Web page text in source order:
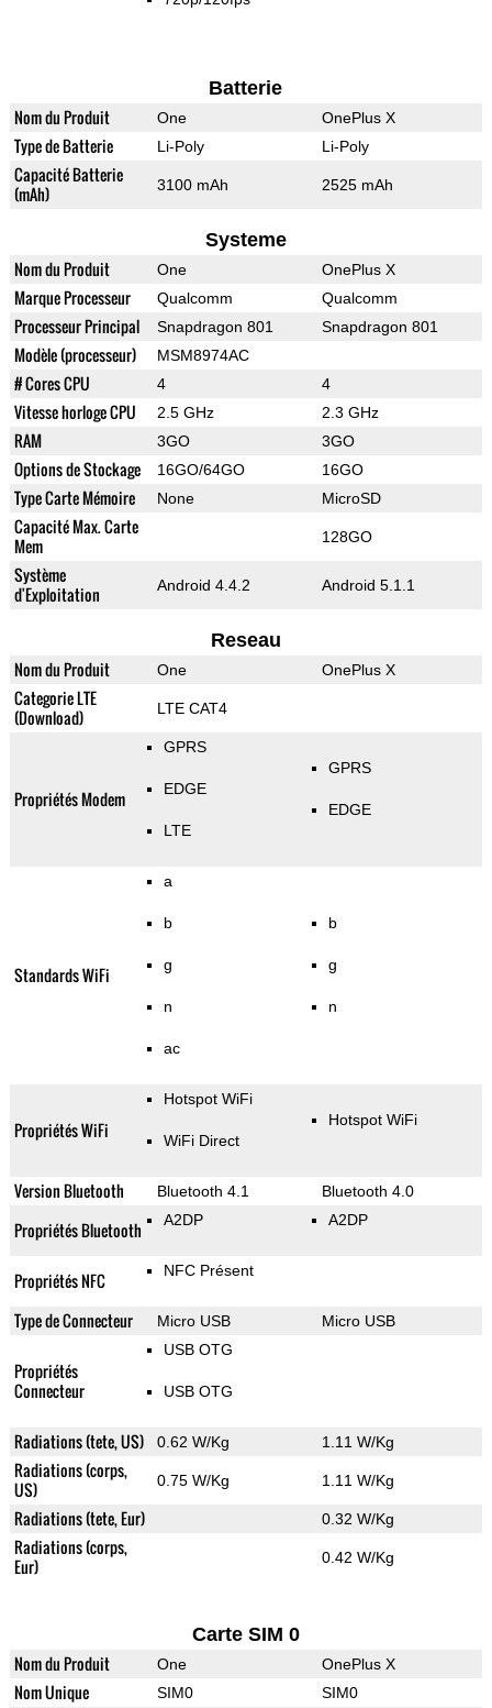
Batterie
Nom du Produit One OnePlus X
Type de Batterie Li-Poly Li-Poly
Capacité Batterie
(mAh)
3100 mAh 2525 mAh
Systeme
Nom du Produit One OnePlus X
Marque Processeur Qualcomm Qualcomm
Processeur Principal Snapdragon 801 Snapdragon 801
Modèle (processeur) MSM8974AC
# Cores CPU 4 4
Vitesse horloge CPU 2.5 GHz 2.3 GHz
RAM 3GO 3GO
Options de Stockage 16GO/64GO 16GO
Type Carte Mémoire None MicroSD
Capacité Max. Carte
Mem
128GO
Système
d'Exploitation
Android 4.4.2 Android 5.1.1
Reseau
Nom du Produit One OnePlus X
Categorie LTE
(Download)
LTE CAT4
Propriétés Modem
GPRS
EDGE
LTE
GPRS
EDGE
Standards WiFi
a
b
g
n
ac
b
g
n
Propriétés WiFi
Hotspot WiFi
WiFi Direct
Hotspot WiFi
Version Bluetooth Bluetooth 4.1 Bluetooth 4.0
Propriétés Bluetooth A2DP A2DP
Propriétés NFC NFC Présent
Type de Connecteur Micro USB Micro USB
Propriétés
Connecteur
USB OTG
USB OTG
Radiations (tete, US) 0.62 W/Kg 1.11 W/Kg
Radiations (corps,
US)
0.75 W/Kg 1.11 W/Kg
Radiations (tete, Eur) 0.32 W/Kg
Radiations (corps,
Eur)
0.42 W/Kg
Carte SIM 0
Nom du Produit One OnePlus X
Nom Unique SIM0 SIM0